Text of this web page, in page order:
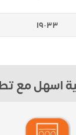
١٩٠٣٣
اسهل مع